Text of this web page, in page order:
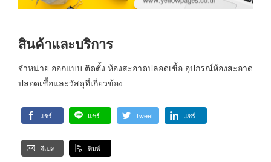
สินค้าและบริการ
จำหน่าย ออกแบบ ติดตั้ง ห้องสะอาดปลอดเชื้อ อุปกรณ์ห้องสะอาด
ปลอดเชื้อและวัสดุที่เกี่ยวข้อง
แชร์ แชร์ Tweet แชร์
อีเมล พิมพ์